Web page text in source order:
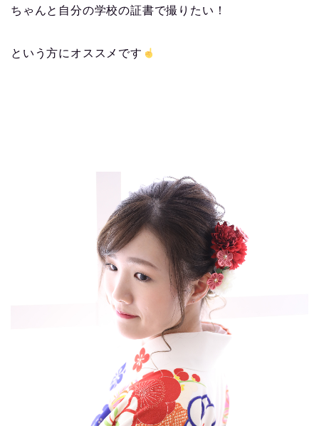
ちゃんと自分の学校の証書で撮りたい！
という方にオススメです